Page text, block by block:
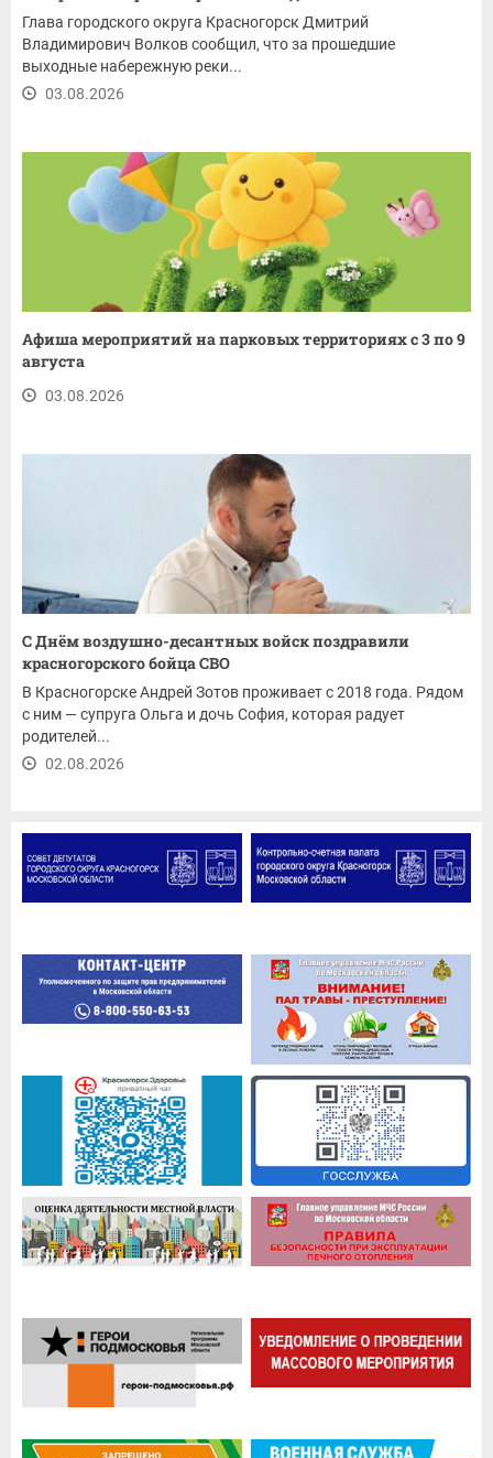
Глава городского округа Красногорск Дмитрий
Владимирович Волков сообщил, что за прошедшие
выходные набережную реки...
03.08.2026
Афиша мероприятий на парковых территориях с 3 по 9
августа
03.08.2026
С Днём воздушно-десантных войск поздравили
красногорского бойца СВО
В Красногорске Андрей Зотов проживает с 2018 года. Рядом
с ним — супруга Ольга и дочь София, которая радует
родителей...
02.08.2026